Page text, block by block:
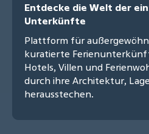
Entdecke die Welt der
Unterkünfte
Plattform für
kuratierte
Hotels, Villen und
durch ihre Architektur,
herausstechen.